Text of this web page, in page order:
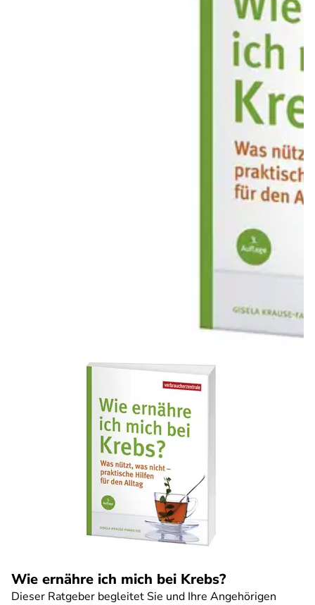
Wie ernähre ich mich bei Krebs?
Dieser Ratgeber begleitet Sie und Ihre Angehörigen